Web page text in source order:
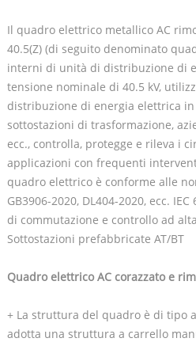
Il quadro elettrico metallico AC
40.5(Z) (di seguito denominato
interni di unità di distribuzione di
tensione nominale di 40.5 kV,
distribuzione di energia elettrica
sottostazioni di trasformazione,
ecc., controlla, protegge e rileva i
applicazioni con frequenti
quadro elettrico è conforme alle
GB3906-2020, DL404-2020, ecc.
di commutazione e controllo ad
Sottostazioni prefabbricate AT/BT
Quadro elettrico AC corazzato e
+ La struttura del quadro è di tipo
adotta una struttura a carrello